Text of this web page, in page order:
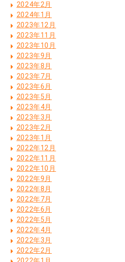
2024年2月
2024年1月
2023年12月
2023年11月
2023年10月
2023年9月
2023年8月
2023年7月
2023年6月
2023年5月
2023年4月
2023年3月
2023年2月
2023年1月
2022年12月
2022年11月
2022年10月
2022年9月
2022年8月
2022年7月
2022年6月
2022年5月
2022年4月
2022年3月
2022年2月